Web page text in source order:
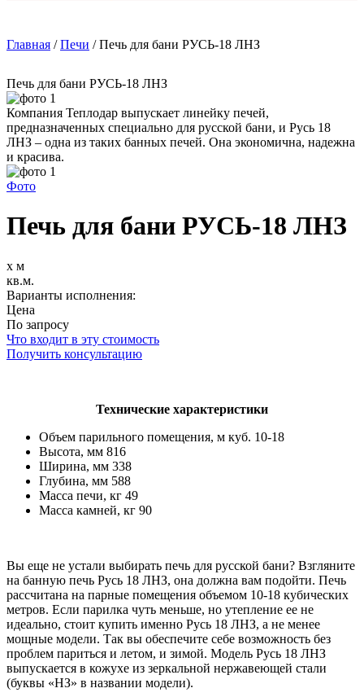
Главная /Печи /Печь для бани РУСЬ-18 ЛНЗ
Печь для бани РУСЬ-18 ЛНЗ
Компания Теплодар выпускает линейку печей,
предназначенных специально для русской бани, и Русь 18
ЛНЗ – одна из таких банных печей. Она экономична, надежна
и красива.
Фото
Печь для бани РУСЬ-18 ЛНЗ
х м
кв.м.
Варианты исполнения:
Цена
По запросу
Что входит в эту стоимость
Получить консультацию
Технические характеристики
Объем парильного помещения, м куб. 10-18
Высота, мм 816
Ширина, мм 338
Глубина, мм 588
Масса печи, кг 49
Масса камней, кг 90
Вы еще не устали выбирать печь для русской бани? Взгляните
на банную печь Русь 18 ЛНЗ, она должна вам подойти. Печь
рассчитана на парные помещения объемом 10-18 кубических
метров. Если парилка чуть меньше, но утепление ее не
идеально, стоит купить именно Русь 18 ЛНЗ, а не менее
мощные модели. Так вы обеспечите себе возможность без
проблем париться и летом, и зимой. Модель Русь 18 ЛНЗ
выпускается в кожухе из зеркальной нержавеющей стали
(буквы «НЗ» в названии модели).